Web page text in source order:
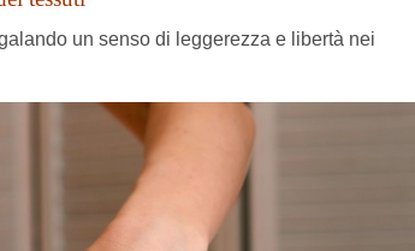
un senso di leggerezza e libertà nei